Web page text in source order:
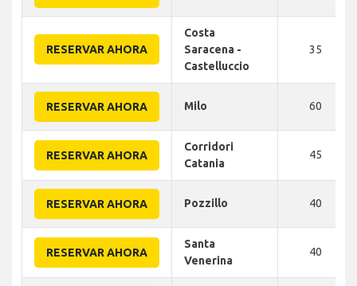
RESERVAR AHORA
Costa
Saracena -
Castelluccio
35
RESERVAR AHORA Milo 60
RESERVAR AHORA
Corridori
Catania
45
RESERVAR AHORA Pozzillo 40
RESERVAR AHORA
Santa
Venerina
40